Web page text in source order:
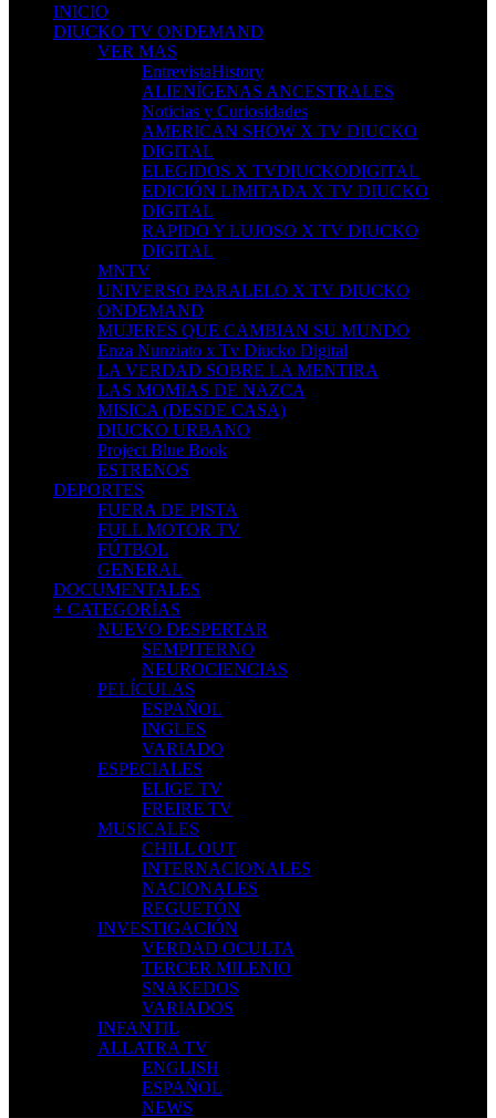
INICIO
DIUCKO TV ONDEMAND
VER MAS
EntrevistaHistory
ALIENÍGENAS ANCESTRALES
Noticias y Curiosidades
AMERICAN SHOW X TV DIUCKO
DIGITAL
ELEGIDOS X TVDIUCKODIGITAL
EDICIÓN LIMITADA X TV DIUCKO
DIGITAL
RAPIDO Y LUJOSO X TV DIUCKO
DIGITAL
MNTV
UNIVERSO PARALELO X TV DIUCKO
ONDEMAND
MUJERES QUE CAMBIAN SU MUNDO
Enza Nunziato x Tv Diucko Digital
LA VERDAD SOBRE LA MENTIRA
LAS MOMIAS DE NAZCA
MISICA (DESDE CASA)
DIUCKO URBANO
Project Blue Book
ESTRENOS
DEPORTES
FUERA DE PISTA
FULL MOTOR TV
FÚTBOL
GENERAL
DOCUMENTALES
+ CATEGORÍAS
NUEVO DESPERTAR
SEMPITERNO
NEUROCIENCIAS
PELÍCULAS
ESPAÑOL
INGLES
VARIADO
ESPECIALES
ELIGE TV
FREIRE TV
MUSICALES
CHILL OUT
INTERNACIONALES
NACIONALES
REGUETÓN
INVESTIGACIÓN
VERDAD OCULTA
TERCER MILENIO
SNAKEDOS
VARIADOS
INFANTIL
ALLATRA TV
ENGLISH
ESPAÑOL
NEWS